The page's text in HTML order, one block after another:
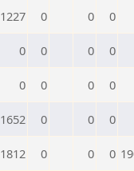
1227 0 0 0
0 0 0 0
0 0 0 0
1652 0 0 0
1812 0 0 0